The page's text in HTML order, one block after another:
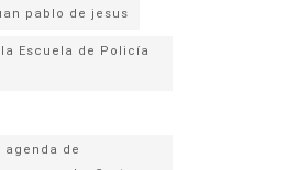
pablo de jesus
Escuela de Policía
agenda de